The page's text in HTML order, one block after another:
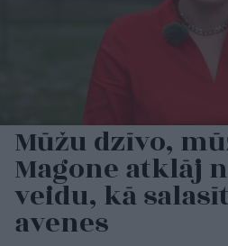
Mūžu dzīvo,
Magone atklāj
veidu, kā
avenes